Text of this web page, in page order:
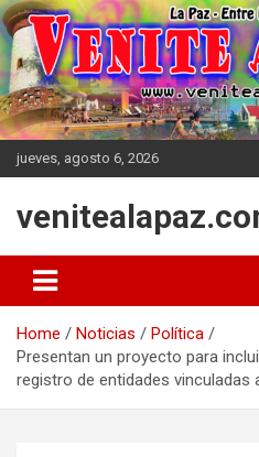
Skip
to
content
jueves, agosto 6, 2026
Home Noticias
Política
Presentan un proyecto para
registro de entidades vinculadas